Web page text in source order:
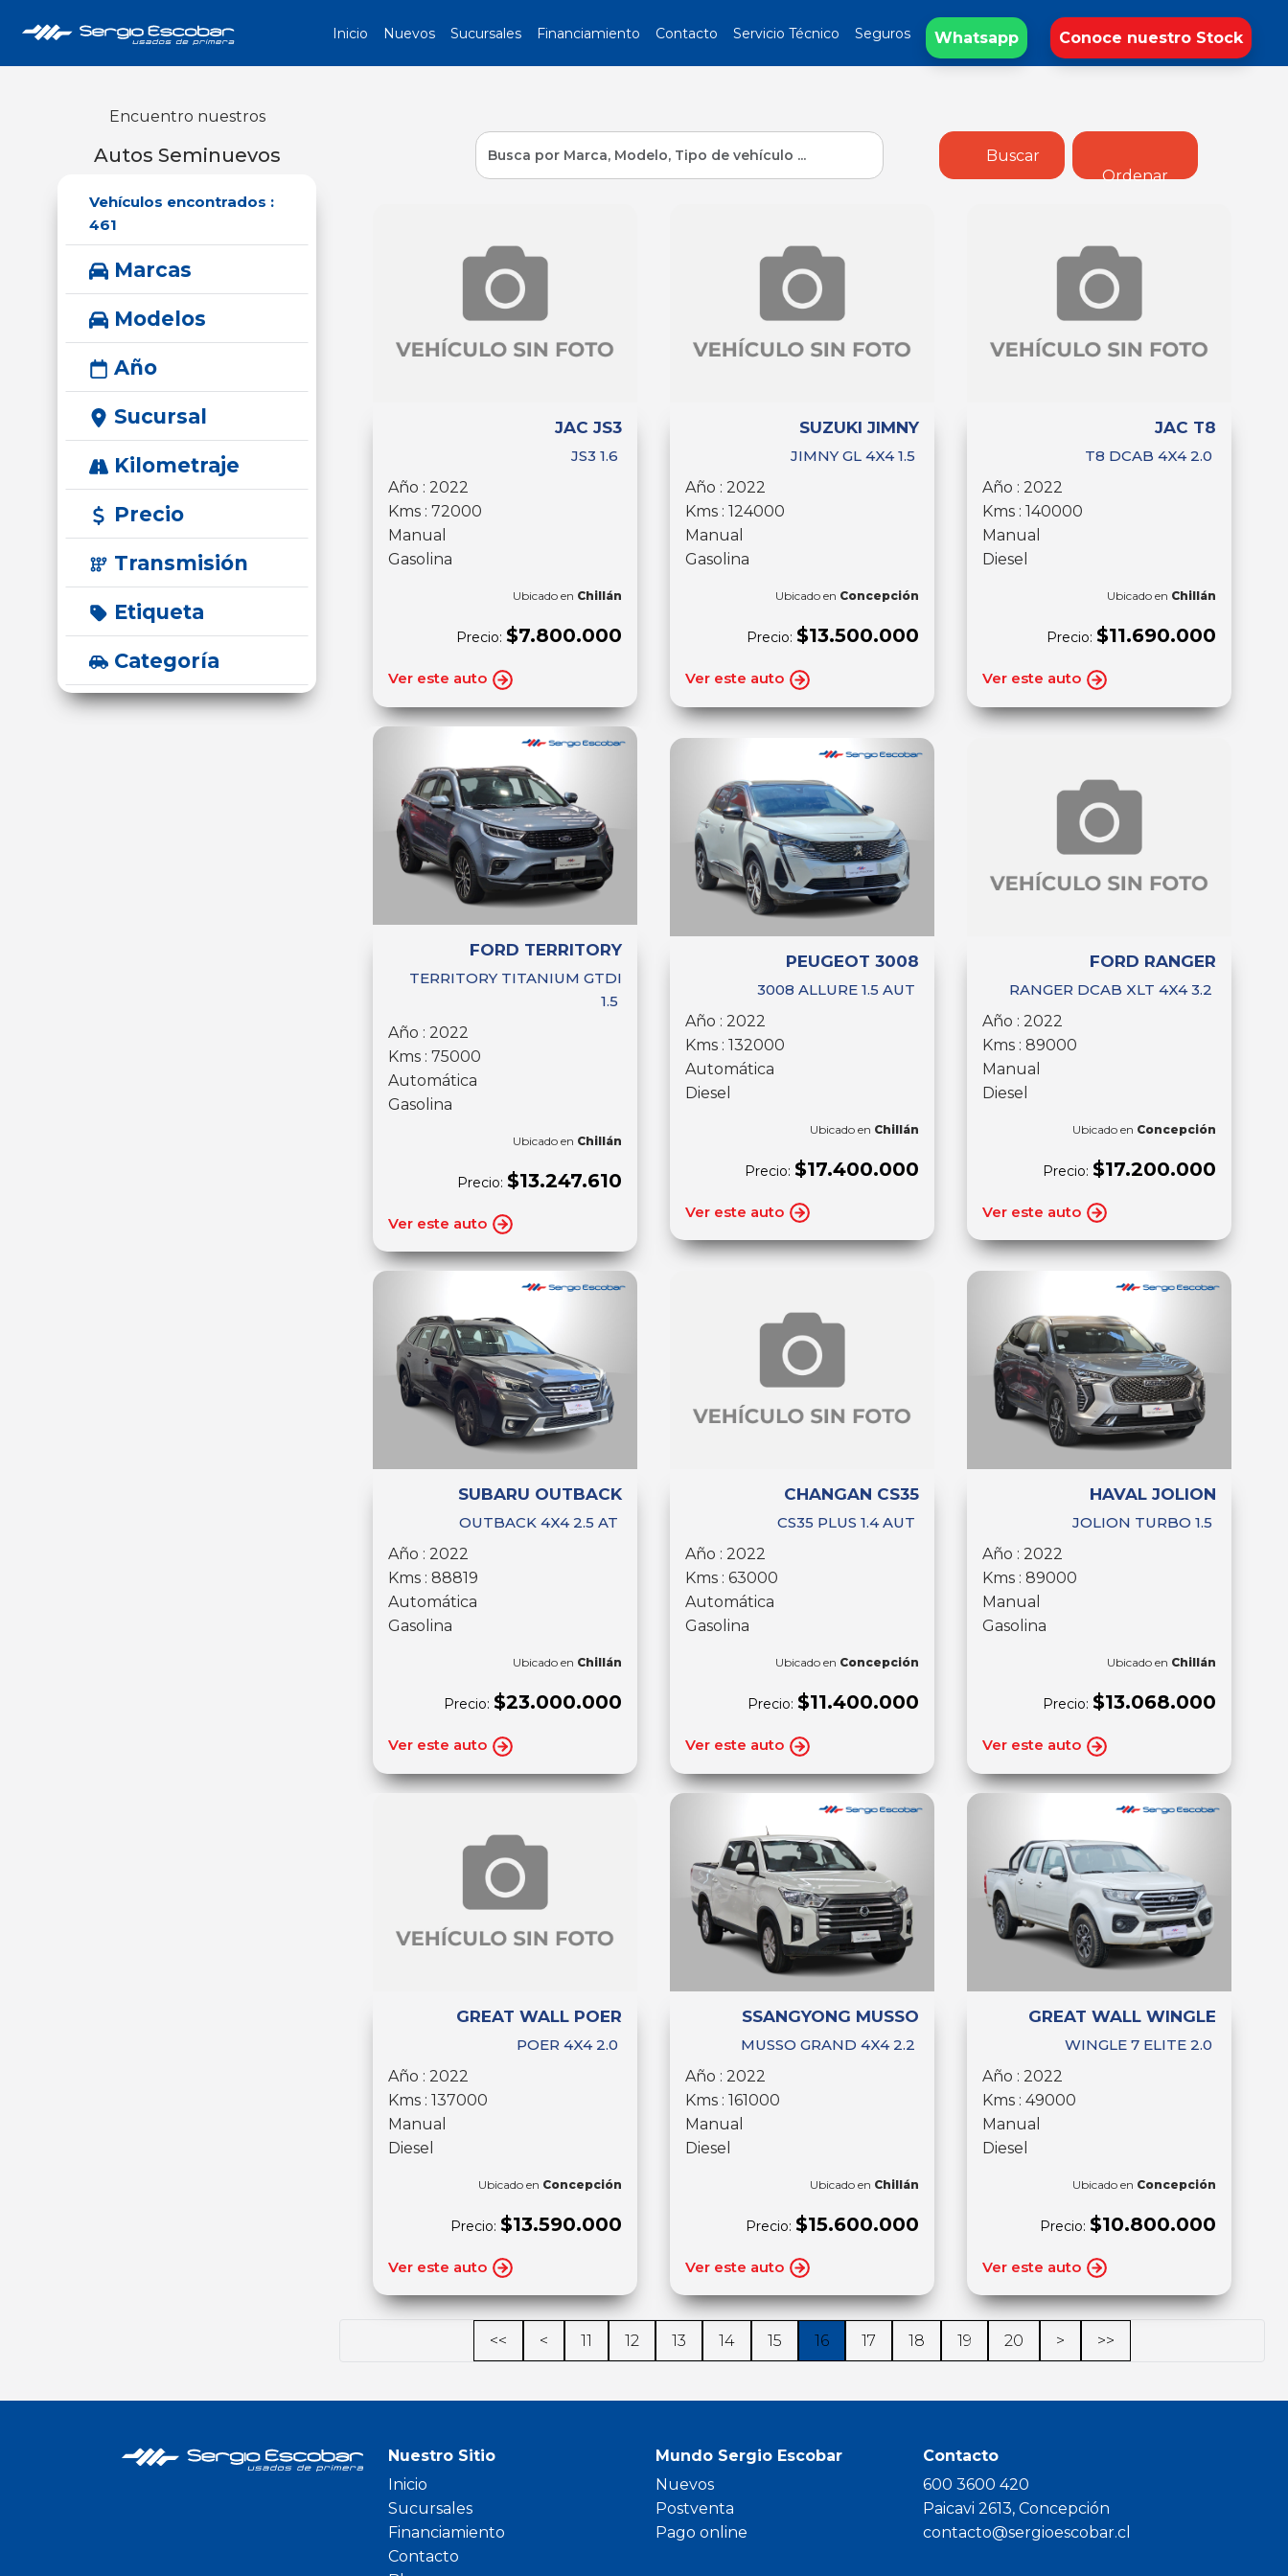
Inicio Nuevos Sucursales Financiamiento Contacto Servicio Técnico Seguros Whatsapp Conoce nuestro Stock
Encuentro nuestros
Autos Seminuevos
Vehículos encontrados :
461
Marcas
Modelos
Año
Sucursal
Kilometraje
Precio
Transmisión
Etiqueta
Categoría
Buscar
Ordenar
JAC JS3
JS3 1.6
Año : 2022
Kms : 72000
Manual
Gasolina
Ubicado en Chillán
Precio: $7.800.000
Ver este auto
SUZUKI JIMNY
JIMNY GL 4X4 1.5
Año : 2022
Kms : 124000
Manual
Gasolina
Ubicado en Concepción
Precio: $13.500.000
Ver este auto
JAC T8
T8 DCAB 4X4 2.0
Año : 2022
Kms : 140000
Manual
Diesel
Ubicado en Chillán
Precio: $11.690.000
Ver este auto
FORD TERRITORY
TERRITORY TITANIUM GTDI
1.5
Año : 2022
Kms : 75000
Automática
Gasolina
Ubicado en Chillán
Precio: $13.247.610
Ver este auto
PEUGEOT 3008
3008 ALLURE 1.5 AUT
Año : 2022
Kms : 132000
Automática
Diesel
Ubicado en Chillán
Precio: $17.400.000
Ver este auto
FORD RANGER
RANGER DCAB XLT 4X4 3.2
Año : 2022
Kms : 89000
Manual
Diesel
Ubicado en Concepción
Precio: $17.200.000
Ver este auto
SUBARU OUTBACK
OUTBACK 4X4 2.5 AT
Año : 2022
Kms : 88819
Automática
Gasolina
Ubicado en Chillán
Precio: $23.000.000
Ver este auto
CHANGAN CS35
CS35 PLUS 1.4 AUT
Año : 2022
Kms : 63000
Automática
Gasolina
Ubicado en Concepción
Precio: $11.400.000
Ver este auto
HAVAL JOLION
JOLION TURBO 1.5
Año : 2022
Kms : 89000
Manual
Gasolina
Ubicado en Chillán
Precio: $13.068.000
Ver este auto
GREAT WALL POER
POER 4X4 2.0
Año : 2022
Kms : 137000
Manual
Diesel
Ubicado en Concepción
Precio: $13.590.000
Ver este auto
SSANGYONG MUSSO
MUSSO GRAND 4X4 2.2
Año : 2022
Kms : 161000
Manual
Diesel
Ubicado en Chillán
Precio: $15.600.000
Ver este auto
GREAT WALL WINGLE
WINGLE 7 ELITE 2.0
Año : 2022
Kms : 49000
Manual
Diesel
Ubicado en Concepción
Precio: $10.800.000
Ver este auto
<< < 11 12 13 14 15 16 17 18 19 20 > >>
Nuestro Sitio
Inicio
Sucursales
Financiamiento
Contacto
Mundo Sergio Escobar
Nuevos
Postventa
Pago online
Contacto
600 3600 420
Paicavi 2613, Concepción
contacto@sergioescobar.cl